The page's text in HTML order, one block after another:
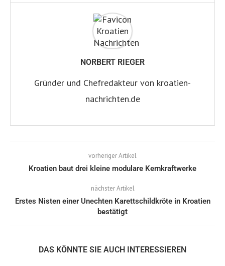
NORBERT RIEGER
Gründer und Chefredakteur von kroatien-
nachrichten.de
vorheriger Artikel
Kroatien baut drei kleine modulare Kernkraftwerke
nächster Artikel
Erstes Nisten einer Unechten Karettschildkröte in Kroatien
bestätigt
DAS KÖNNTE SIE AUCH INTERESSIEREN